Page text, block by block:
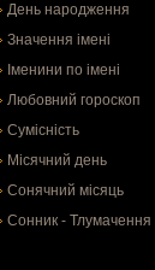
День народження
Значення імені
Іменини по імені
Любовний гороскоп
Сумісність
Місячний день
Сонячний місяць
Сонник - Тлумачення